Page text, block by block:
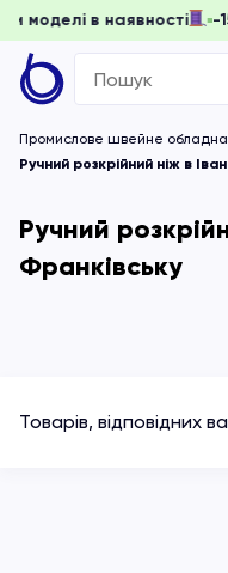
моделі в наявності
Search
for:
Промислове швейне
Ручний розкрійний ніж в
Ручний
Франківську
Товарів, відповідних